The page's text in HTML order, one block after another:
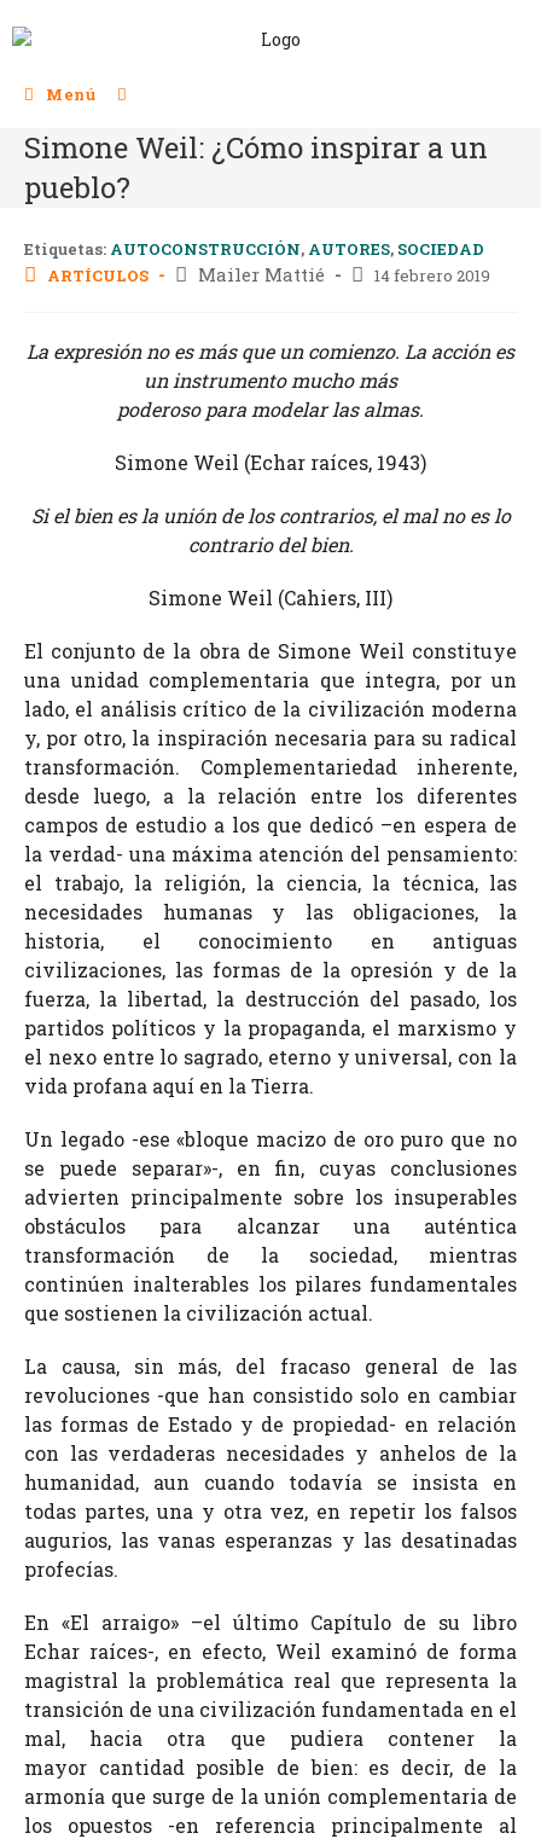
Menú
Simone Weil: ¿Cómo inspirar a un
pueblo?
Etiquetas: AUTOCONSTRUCCIÓN, AUTORES, SOCIEDAD
ARTÍCULOS
Mailer Mattié 14 febrero 2019
La expresión no es más que un comienzo. La acción es
un instrumento mucho más
poderoso para modelar las almas.
Simone Weil (Echar raíces, 1943)
Si el bien es la unión de los contrarios, el mal no es lo
contrario del bien.
Simone Weil (Cahiers, III)
El conjunto de la obra de Simone Weil constituye
una unidad complementaria que integra, por un
lado, el análisis crítico de la civilización moderna
y, por otro, la inspiración necesaria para su radical
transformación. Complementariedad inherente,
desde luego, a la relación entre los diferentes
campos de estudio a los que dedicó –en espera de
la verdad- una máxima atención del pensamiento:
el trabajo, la religión, la ciencia, la técnica, las
necesidades humanas y las obligaciones, la
historia, el conocimiento en antiguas
civilizaciones, las formas de la opresión y de la
fuerza, la libertad, la destrucción del pasado, los
partidos políticos y la propaganda, el marxismo y
el nexo entre lo sagrado, eterno y universal, con la
vida profana aquí en la Tierra.
Un legado -ese «bloque macizo de oro puro que no
se puede separar»-, en fin, cuyas conclusiones
advierten principalmente sobre los insuperables
obstáculos para alcanzar una auténtica
transformación de la sociedad, mientras
continúen inalterables los pilares fundamentales
que sostienen la civilización actual.
La causa, sin más, del fracaso general de las
revoluciones -que han consistido solo en cambiar
las formas de Estado y de propiedad- en relación
con las verdaderas necesidades y anhelos de la
humanidad, aun cuando todavía se insista en
todas partes, una y otra vez, en repetir los falsos
augurios, las vanas esperanzas y las desatinadas
profecías.
En «El arraigo» –el último Capítulo de su libro
Echar raíces-, en efecto, Weil examinó de forma
magistral la problemática real que representa la
transición de una civilización fundamentada en el
mal, hacia otra que pudiera contener la
mayor cantidad posible de bien: es decir, de la
armonía que surge de la unión complementaria de
los opuestos -en referencia principalmente al